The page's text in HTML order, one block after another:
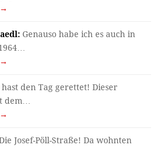
Genauso habe ich es auch in
den Tag gerettet! Dieser
dem…
Josef-Pöll-Straße! Da wohnten